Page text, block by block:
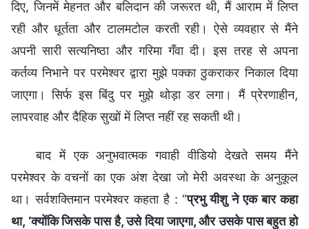
दिए, जिनमें मेहनत और बलिदान की जरूरत थी, मैं आराम में लिप्त
रही और धूर्तता और टालमटोल करती रही। ऐसे व्यवहार से मैंने
अपनी सारी सत्यनिष्ठा और गरिमा गँवा दी। इस तरह से अपना
कर्तव्य निभाने पर परमेश्वर द्वारा मुझे पक्का ठुकराकर निकाल दिया
जाएगा। सिर्फ इस बिंदु पर मुझे थोड़ा डर लगा। मैं प्रेरणाहीन,
लापरवाह और दैहिक सुखों में लिप्त नहीं रह सकती थी।
बाद में एक अनुभवात्मक गवाही वीडियो देखते समय मैंने
परमेश्वर के वचनों का एक अंश देखा जो मेरी अवस्था के अनुकूल
था। सर्वशक्तिमान परमेश्वर कहता है : “प्रभु यीशु ने एक बार कहा
था, ‘क्योंकि जिसके पास है, उसे दिया जाएगा, और उसके पास बहुत हो